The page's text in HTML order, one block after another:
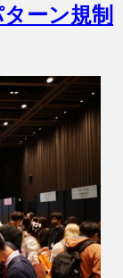
ーン規制